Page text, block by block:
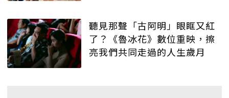
聽見那聲「古阿明」眼眶又紅
了？《魯冰花》數位重映，擦
亮我們共同走過的人生歲月